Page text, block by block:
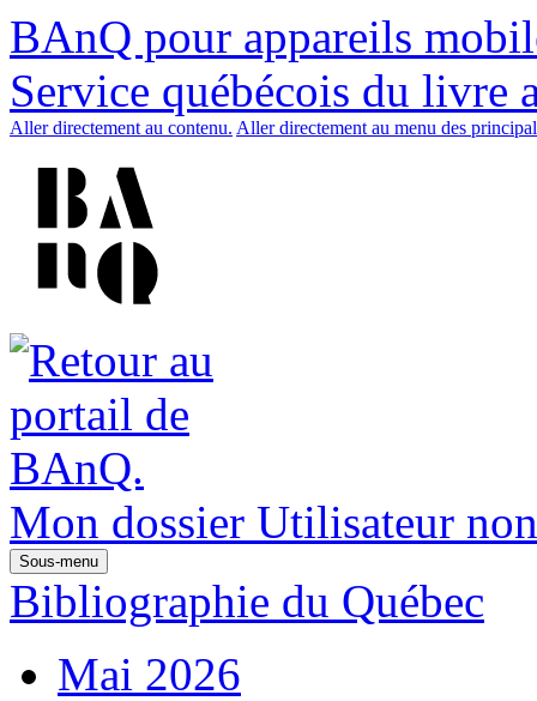
BAnQ pour appareils
Service québécois du livre
Aller directement au contenu. Aller directement au menu des
Mon dossier Utilisateur
Sous-menu
Bibliographie du Québec
Mai 2026